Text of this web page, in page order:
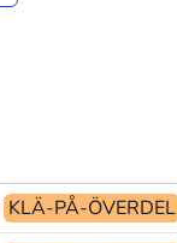
KLÄ-PÅ-ÖVERDEL